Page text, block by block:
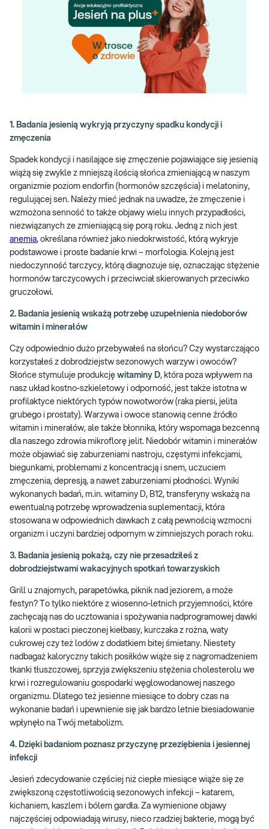
1. Badania jesienią wykryją przyczyny spadku kondycji i
zmęczenia
Spadek kondycji i nasilające się zmęczenie pojawiające się jesienią
wiążą się zwykle z mniejszą ilością słońca zmieniającą w naszym
organizmie poziom endorfin (hormonów szczęścia) i melatoniny,
regulującej sen. Należy mieć jednak na uwadze, że zmęczenie i
wzmożona senność to także objawy wielu innych przypadłości,
niezwiązanych ze zmieniającą się porą roku. Jedną z nich jest
anemia, określana również jako niedokrwistość, którą wykryje
podstawowe i proste badanie krwi – morfologia. Kolejną jest
niedoczynność tarczycy, którą diagnozuje się, oznaczając stężenie
hormonów tarczycowych i przeciwciał skierowanych przeciwko
gruczołowi.
2. Badania jesienią wskażą potrzebę uzupełnienia niedoborów
witamin i minerałów
Czy odpowiednio dużo przebywałeś na słońcu? Czy wystarczająco
korzystałeś z dobrodziejstw sezonowych warzyw i owoców?
Słońce stymuluje produkcję witaminy D, która poza wpływem na
nasz układ kostno-szkieletowy i odporność, jest także istotna w
profilaktyce niektórych typów nowotworów (raka piersi, jelita
grubego i prostaty). Warzywa i owoce stanowią cenne źródło
witamin i minerałów, ale także błonnika, który wspomaga bezcenną
dla naszego zdrowia mikroflorę jelit. Niedobór witamin i minerałów
może objawiać się zaburzeniami nastroju, częstymi infekcjami,
biegunkami, problemami z koncentracją i snem, uczuciem
zmęczenia, depresją, a nawet zaburzeniami płodności. Wyniki
wykonanych badań, m.in. witaminy D, B12, transferyny wskażą na
ewentualną potrzebę wprowadzenia suplementacji, która
stosowana w odpowiednich dawkach z całą pewnością wzmocni
organizm i uczyni bardziej odpornym w zimniejszych porach roku.
3. Badania jesienią pokażą, czy nie przesadziłeś z
dobrodziejstwami wakacyjnych spotkań towarzyskich
Grill u znajomych, parapetówka, piknik nad jeziorem, a może
festyn? To tylko niektóre z wiosenno-letnich przyjemności, które
zachęcają nas do ucztowania i spożywania nadprogramowej dawki
kalorii w postaci pieczonej kiełbasy, kurczaka z rożna, waty
cukrowej czy też lodów z dodatkiem bitej śmietany. Niestety
nadbagaż kaloryczny takich posiłków wiąże się z nagromadzeniem
tkanki tłuszczowej, sprzyja zwiększeniu stężenia cholesterolu we
krwi i rozregulowaniu gospodarki węglowodanowej naszego
organizmu. Dlatego też jesienne miesiące to dobry czas na
wykonanie badań i upewnienie się jak bardzo letnie biesiadowanie
wpłynęło na Twój metabolizm.
4. Dzięki badaniom poznasz przyczynę przeziębienia i jesiennej
infekcji
Jesień zdecydowanie częściej niż ciepłe miesiące wiąże się ze
zwiększoną częstotliwością sezonowych infekcji – katarem,
kichaniem, kaszlem i bólem gardła. Za wymienione objawy
najczęściej odpowiadają wirusy, nieco rzadziej bakterie, mogą być